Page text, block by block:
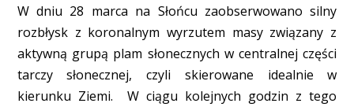
W dniu 28 marca na Słońcu zaobserwowano silny
rozbłysk z koronalnym wyrzutem masy związany z
aktywną grupą plam słonecznych w centralnej części
tarczy słonecznej, czyli skierowane idealnie w
kierunku Ziemi. W ciągu kolejnych godzin z tego